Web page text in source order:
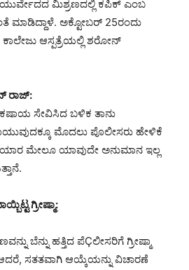
ಆಯುರ್ವೇದದ ಮಿಶ್ರಣದಲ್ಲಿ ಕಪಿಕ್ ಎಂಬ
ಮಾಡಿದ್ದಾಳೆ. ಅಕ್ಟೋಬರ್ 25ರಂದು
ಕಾಲೇಜು ಆಸ್ಪತ್ರೆಯಲ್ಲಿ ಶರೋನ್
ರಾಜ್:
ಕಷಾಯ ಸೇವಿಸಿದ ಬಳಿಕ ತಾನು
ಮೊದಲು ಪೊಲೀಸರು ಹೇಳಿಕೆ
ಮೇಲೂ ಯಾವುದೇ ಅನುಮಾನ ಇಲ್ಲ
ಗ್ರೀಷ್ಮಾ:
ಬೆನ್ನು ಹತ್ತಿದ ಪೆÇಲೀಸರಿಗೆ ಗ್ರೀಷ್ಮಾ
ಸತತವಾಗಿ ಆಯ್ಕೆಯನ್ನು ವಿಚಾರಣೆ